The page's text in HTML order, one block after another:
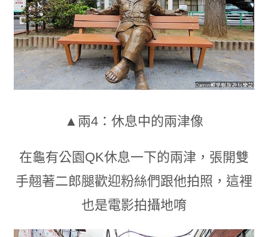
▲兩4：休息中的兩津像
在龜有公園QK休息一下的兩津 ， 張開雙
手翹著二郎腿歡迎粉絲們跟他拍照 ，這裡
也是電影拍攝地唷